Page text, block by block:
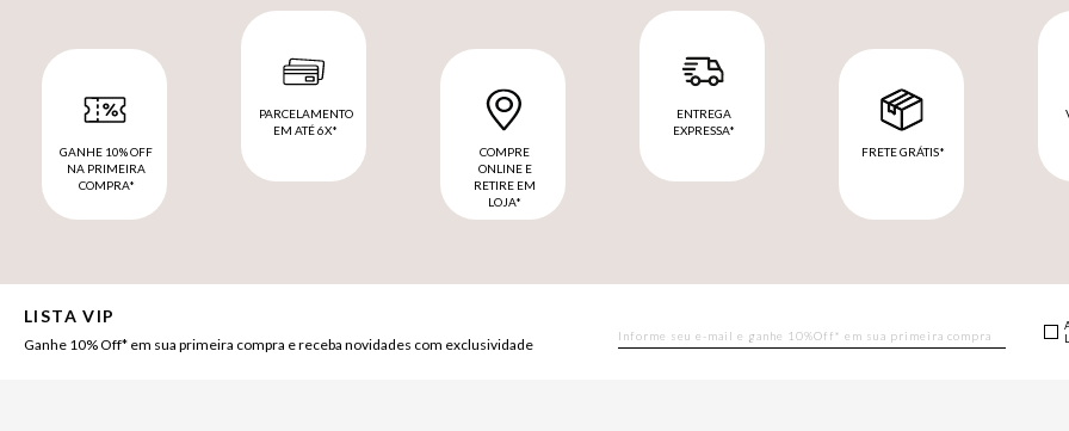
GANHE 10% OFF
NA PRIMEIRA
COMPRA*
PARCELAMENTO
EM ATÉ 6X*
COMPRE
ONLINE E
RETIRE EM
LOJA*
ENTREGA
EXPRESSA*
FRETE GRÁTIS*
LISTA VIP
Ganhe 10% Off* em sua primeira compra e receba novidades com exclusividade